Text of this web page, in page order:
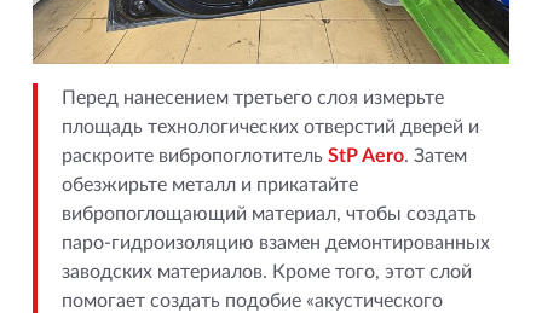
Перед нанесением третьего слоя измерьте
площадь технологических отверстий дверей и
раскроите вибропоглотитель StP Aero. Затем
обезжирьте металл и прикатайте
вибропоглощающий материал, чтобы создать
паро-гидроизоляцию взамен демонтированных
заводских материалов. Кроме того, этот слой
помогает создать подобие «акустического